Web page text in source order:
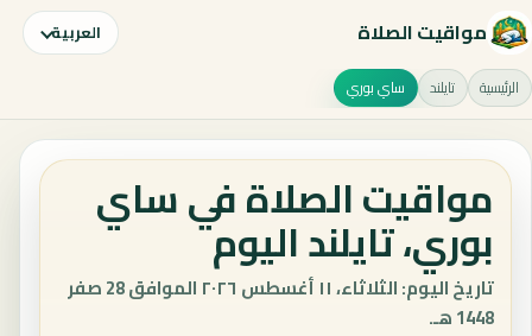
مواقيت الصلاة العربية
الرئيسية تايلند ساي بوري
مواقيت الصلاة في ساي
بوري، تايلند اليوم
تاريخ اليوم: الثلاثاء، ١١ أغسطس ٢٠٢٦ الموافق 28 صفر
1448 هـ.